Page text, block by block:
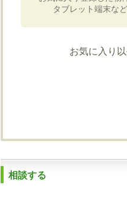
タブレット端末な
お気に入り
相談する